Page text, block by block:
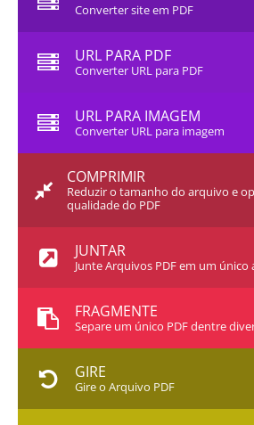
Converter site em PDF
URL PARA PDF
Converter URL para PDF
URL PARA IMAGEM
Converter URL para imagem
COMPRIMIR
Reduzir o tamanho do arquivo e
qualidade do PDF
JUNTAR
Junte Arquivos PDF em um único
FRAGMENTE
Separe um único PDF dentre
GIRE
Gire o Arquivo PDF